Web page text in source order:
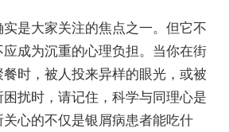
是大家关注的焦点之一。但它不
成为沉重的心理负担。当你在街
时，被人投来异样的眼光，或被
扰时，请记住，科学与同理心是
心的不仅是银屑病患者能吃什